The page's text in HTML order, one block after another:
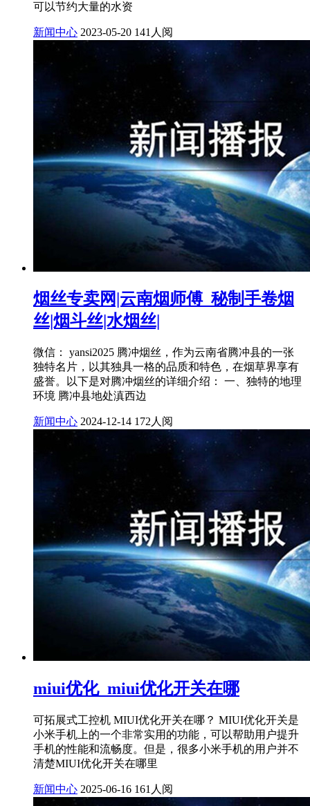
可以节约大量的水资
新闻中心 2023-05-20 141人阅
烟丝专卖网|云南烟师傅_秘制手卷烟
丝|烟斗丝|水烟丝|
微信： yansi2025 腾冲烟丝，作为云南省腾冲县的一张
独特名片，以其独具一格的品质和特色，在烟草界享有
盛誉。以下是对腾冲烟丝的详细介绍： 一、独特的地理
环境 腾冲县地处滇西边
新闻中心 2024-12-14 172人阅
miui优化_miui优化开关在哪
可拓展式工控机 MIUI优化开关在哪？ MIUI优化开关是
小米手机上的一个非常实用的功能，可以帮助用户提升
手机的性能和流畅度。但是，很多小米手机的用户并不
清楚MIUI优化开关在哪里
新闻中心 2025-06-16 161人阅